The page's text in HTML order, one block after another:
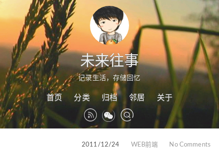
未来往事
记录生活，存储回忆
首页 分类 归档 邻居 关于
2011/12/24 WEB前端 No Comments